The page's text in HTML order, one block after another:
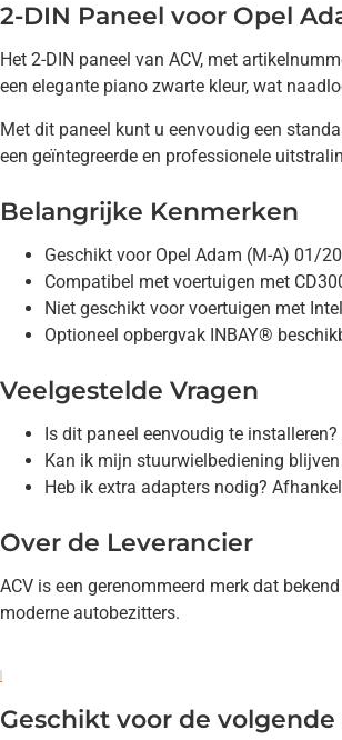
2-DIN Paneel voor Opel
Het 2-DIN paneel van ACV, met
een elegante piano zwarte kleur, wat
Met dit paneel kunt u eenvoudig een
een geïntegreerde en professionele
Belangrijke Kenmerken
Geschikt voor Opel Adam (M-A) 01/
Compatibel met voertuigen met
Niet geschikt voor voertuigen met
Optioneel opbergvak INBAY®
Veelgestelde Vragen
Is dit paneel eenvoudig te
Kan ik mijn stuurwielbediening
Heb ik extra adapters nodig?
Over de Leverancier
ACV is een gerenommeerd merk dat
moderne autobezitters.
Geschikt voor de